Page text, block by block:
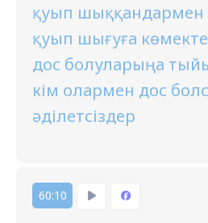
қуып шыққандармен
қуып шығуға
дос болуларыңа
кім олармен дос
әділетсіздер
60:10